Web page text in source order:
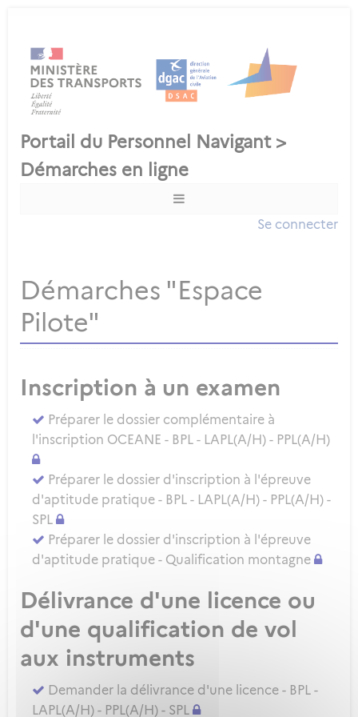
Se connecter
Démarches "Espace
Pilote"
Inscription à un examen
Préparer le dossier complémentaire à
l'inscription OCEANE - BPL - LAPL(A/H) - PPL(A/H)
Préparer le dossier d'inscription à l'épreuve
d'aptitude pratique - BPL - LAPL(A/H) - PPL(A/H) -
SPL
Préparer le dossier d'inscription à l'épreuve
d'aptitude pratique - Qualification montagne
Délivrance d'une licence ou
d'une qualification de vol
aux instruments
Demander la délivrance d'une licence - BPL -
LAPL(A/H) - PPL(A/H) - SPL